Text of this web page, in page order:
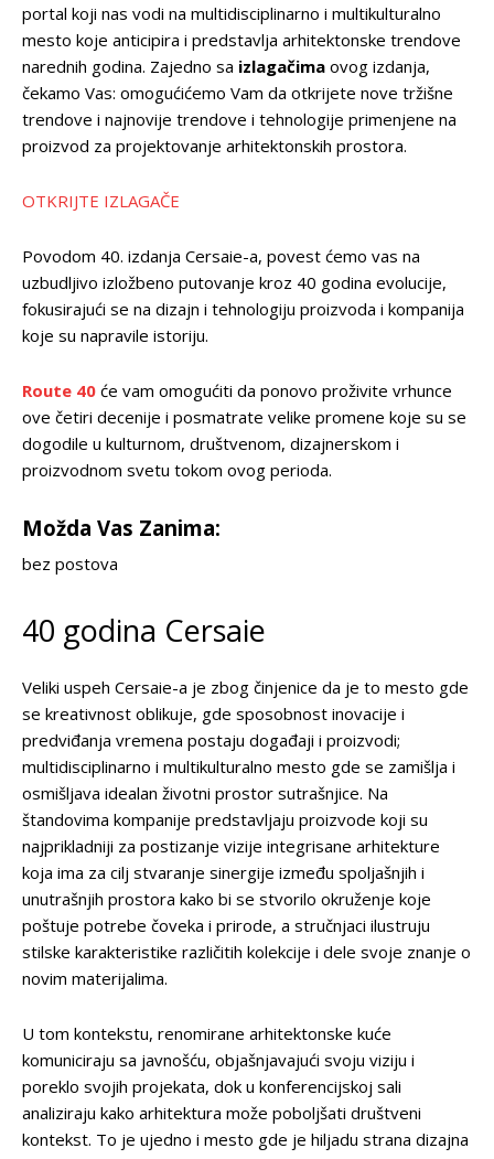
portal koji nas vodi na multidisciplinarno i multikulturalno
mesto koje anticipira i predstavlja arhitektonske trendove
narednih godina. Zajedno sa izlagačima ovog izdanja,
čekamo Vas: omogućićemo Vam da otkrijete nove tržišne
trendove i najnovije trendove i tehnologije primenjene na
proizvod za projektovanje arhitektonskih prostora.
OTKRIJTE IZLAGAČE
Povodom 40. izdanja Cersaie-a, povest ćemo vas na
uzbudljivo izložbeno putovanje kroz 40 godina evolucije,
fokusirajući se na dizajn i tehnologiju proizvoda i kompanija
koje su napravile istoriju.
Route 40 će vam omogućiti da ponovo proživite vrhunce
ove četiri decenije i posmatrate velike promene koje su se
dogodile u kulturnom, društvenom, dizajnerskom i
proizvodnom svetu tokom ovog perioda.
Možda Vas Zanima:
bez postova
40 godina Cersaie
Veliki uspeh Cersaie-a je zbog činjenice da je to mesto gde
se kreativnost oblikuje, gde sposobnost inovacije i
predviđanja vremena postaju događaji i proizvodi;
multidisciplinarno i multikulturalno mesto gde se zamišlja i
osmišljava idealan životni prostor sutrašnjice. Na
štandovima kompanije predstavljaju proizvode koji su
najprikladniji za postizanje vizije integrisane arhitekture
koja ima za cilj stvaranje sinergije između spoljašnjih i
unutrašnjih prostora kako bi se stvorilo okruženje koje
poštuje potrebe čoveka i prirode, a stručnjaci ilustruju
stilske karakteristike različitih kolekcije i dele svoje znanje o
novim materijalima.
U tom kontekstu, renomirane arhitektonske kuće
komuniciraju sa javnošću, objašnjavajući svoju viziju i
poreklo svojih projekata, dok u konferencijskoj sali
analiziraju kako arhitektura može poboljšati društveni
kontekst. To je ujedno i mesto gde je hiljadu strana dizajna